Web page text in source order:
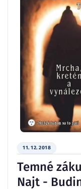
11. 12. 2018
Temné
Najt -